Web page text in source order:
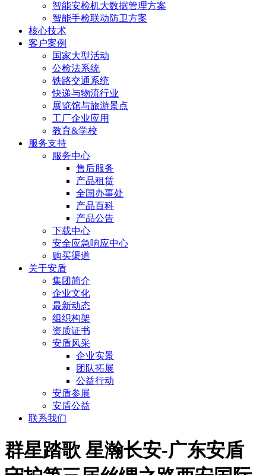
智能安检机大数据管理方案
智能手检联动防卫方案
核心技术
客户案例
国家大型活动
公检法系统
铁路交通系统
快递与物流行业
展览馆与旅游景点
工厂企业应用
教育&学校
服务支持
服务中心
售后服务
产品租赁
全国办事处
产品百科
产品公告
下载中心
安全应急响应中心
购买渠道
关于安盾
集团简介
企业文化
最新动态
组织构架
资质证书
安盾风采
企业实景
团队拓展
公益行动
安盾参展
安盾公益
联系我们
群星踏歌 星瀚长安-广东安盾